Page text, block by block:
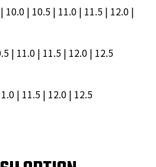
10.0 | 10.5 | 11.0 | 11.5 | 12.0 |
| 11.0 | 11.5 | 12.0 | 12.5
| 11.5 | 12.0 | 12.5